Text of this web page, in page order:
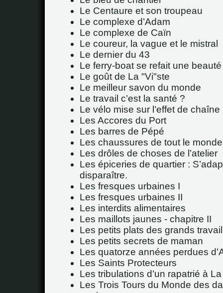
Le Centaure et son troupeau
Le complexe d’Adam
Le complexe de Caïn
Le coureur, la vague et le mistral
Le dernier du 43
Le ferry-boat se refait une beauté
Le goût de La "Vi"ste
Le meilleur savon du monde
Le travail c’est la santé ?
Le vélo mise sur l’effet de chaîne
Les Accores du Port
Les barres de Pépé
Les chaussures de tout le monde
Les drôles de choses de l’atelier
Les épiceries de quartier :
disparaître.
Les fresques urbaines I
Les fresques urbaines II
Les interdits alimentaires
Les maillots jaunes - chapitre II
Les petits plats des grands
Les petits secrets de maman
Les quatorze années perdues
Les Saints Protecteurs
Les tribulations d’un rapatrié à
Les Trois Tours du Monde des